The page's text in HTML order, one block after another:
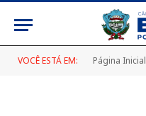
VOCÊ ESTÁ EM: Página Inicial